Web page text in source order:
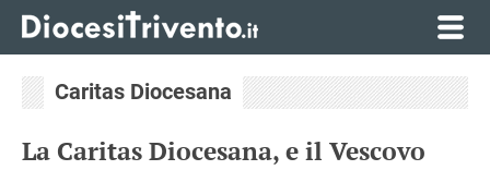
Caritas Diocesana
La Caritas Diocesana, e il Vescovo